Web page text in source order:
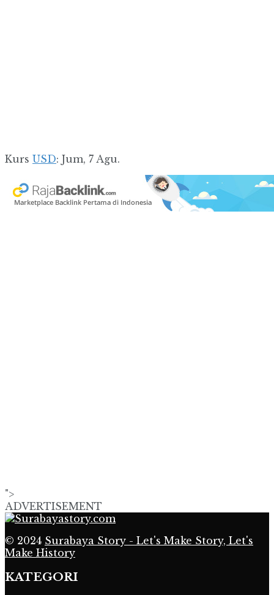
Kurs USD: Jum, 7 Agu.
">
ADVERTISEMENT
© 2024 Surabaya Story - Let's Make Story, Let's
Make History
KATEGORI